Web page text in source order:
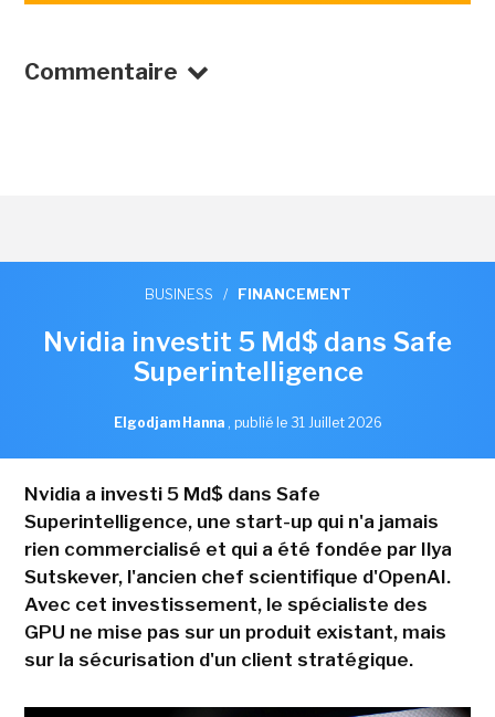
Commentaire
BUSINESS / FINANCEMENT
Nvidia investit 5 Md$ dans Safe
Superintelligence
Elgodjam Hanna , publié le 31 Juillet 2026
Nvidia a investi 5 Md$ dans Safe
Superintelligence, une start-up qui n'a jamais
rien commercialisé et qui a été fondée par Ilya
Sutskever, l'ancien chef scientifique d'OpenAI.
Avec cet investissement, le spécialiste des
GPU ne mise pas sur un produit existant, mais
sur la sécurisation d'un client stratégique.